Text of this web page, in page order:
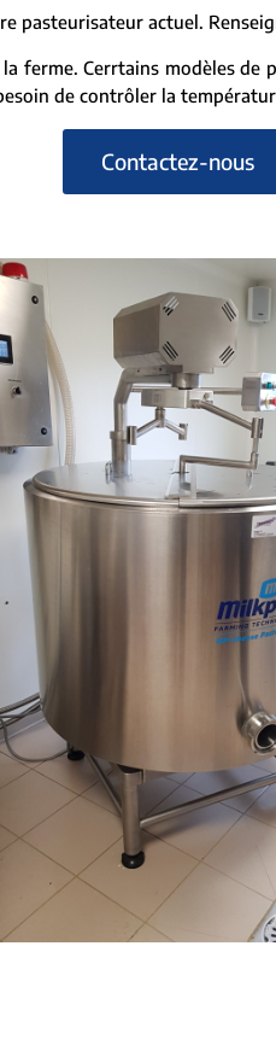
pasteurisateur actuel.
ferme. Cerrtains modèles de
de contrôler la
Contactez-nous